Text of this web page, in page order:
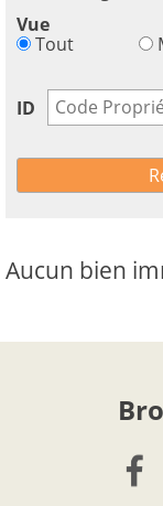
Aucun bien
Vue
Tout
ID
inscrire
maintenant!
tous
vos